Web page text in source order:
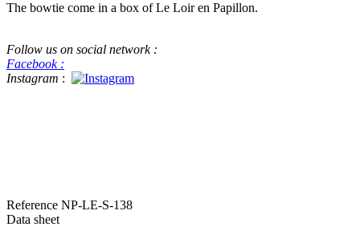
The bowtie come in a box of Le Loir en Papillon.
Follow us on social network :
Facebook :
Instagram :
Reference NP-LE-S-138
Data sheet